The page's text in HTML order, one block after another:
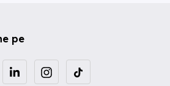
pe